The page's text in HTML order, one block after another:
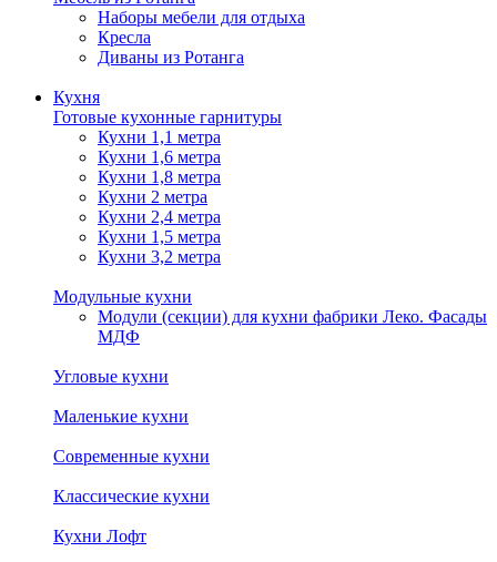
Наборы мебели для отдыха
Кресла
Диваны из Ротанга
Кухня
Готовые кухонные гарнитуры
Кухни 1,1 метра
Кухни 1,6 метра
Кухни 1,8 метра
Кухни 2 метра
Кухни 2,4 метра
Кухни 1,5 метра
Кухни 3,2 метра
Модульные кухни
Модули (секции) для кухни фабрики Леко. Фасады
МДФ
Угловые кухни
Маленькие кухни
Современные кухни
Классические кухни
Кухни Лофт